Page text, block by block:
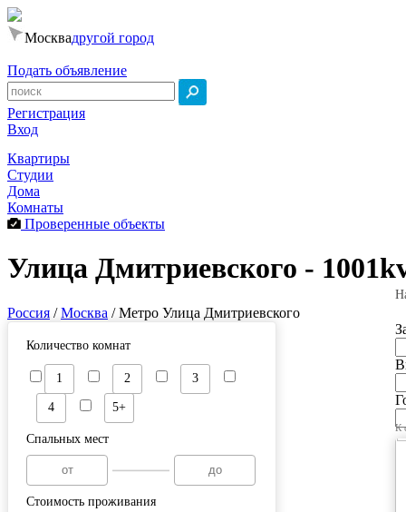
Москвадругой город
Подать объявление
Регистрация
Вход
Квартиры
Студии
Дома
Комнаты
Проверенные объекты
Улица Дмитриевского -
Россия /Москва /Метро Улица Дмитриевского
К
Количество комнат
1 2 3
4 5+
Спальных мест
Стоимость проживания